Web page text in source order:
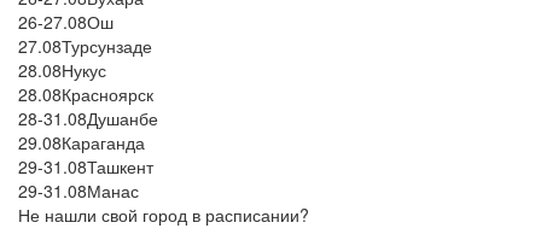
26-27.08Ош
27.08Турсунзаде
28.08Нукус
28.08Красноярск
28-31.08Душанбе
29.08Караганда
29-31.08Ташкент
29-31.08Манас
Не нашли свой город в расписании?